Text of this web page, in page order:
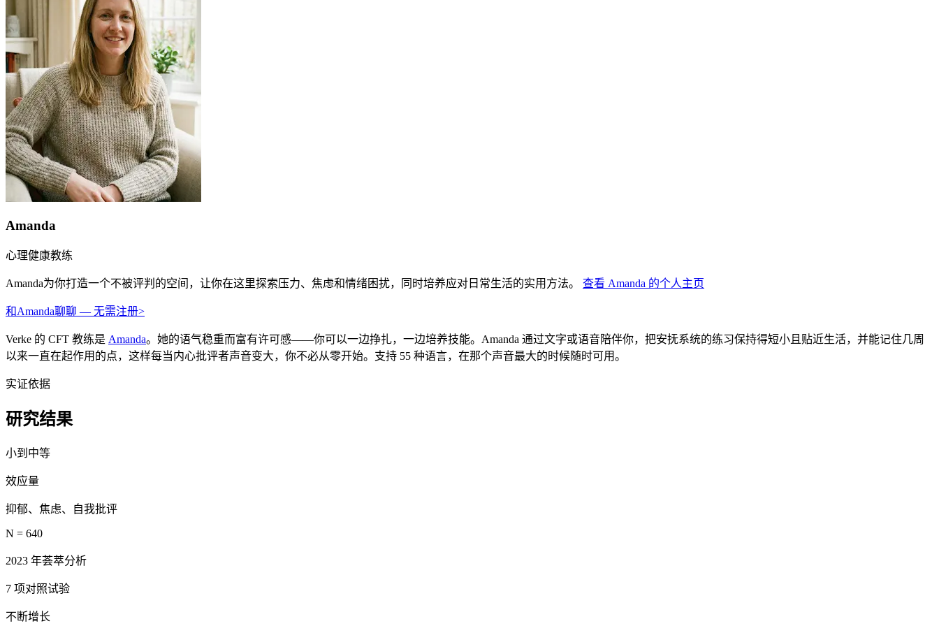
Amanda
心理健康教练
Amanda为你打造一个不被评判的空间，让你在这里探索压力、焦虑和情绪困扰，同时培养应对日常生活的实用方法。 查看 Amanda 的个人主页
和Amanda聊聊 — 无需注册>
Verke 的 CFT 教练是 Amanda。她的语气稳重而富有许可感——你可以一边挣扎，一边培养技能。Amanda 通过文字或语音陪伴你，把安抚系统的练习保持得短小且贴近生活，并能记住几周
以来一直在起作用的点，这样每当内心批评者声音变大，你不必从零开始。支持 55 种语言，在那个声音最大的时候随时可用。
实证依据
研究结果
小到中等
效应量
抑郁、焦虑、自我批评
N = 640
2023 年荟萃分析
7 项对照试验
不断增长